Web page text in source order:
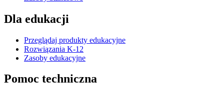
Dla edukacji
Przeglądaj produkty edukacyjne
Rozwiązania K-12
Zasoby edukacyjne
Pomoc techniczna